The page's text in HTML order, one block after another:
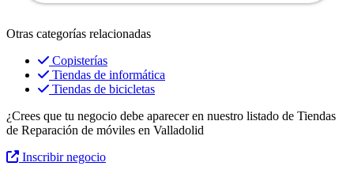
Otras categorías relacionadas
Copisterías
Tiendas de informática
Tiendas de bicicletas
¿Crees que tu negocio debe aparecer en nuestro listado de Tiendas
de Reparación de móviles en Valladolid
Inscribir negocio